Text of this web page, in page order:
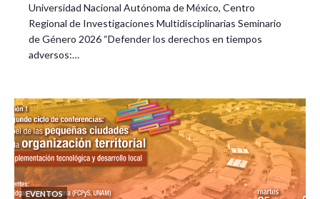
Universidad Nacional Autónoma de México, Centro
Regional de Investigaciones Multidisciplinarias Seminario
de Género 2026 “Defender los derechos en tiempos
adversos:…
EVENTOS